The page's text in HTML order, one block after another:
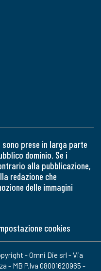
prese in larga parte
dominio. Se i
alla pubblicazione,
redazione che
delle immagini
cookies
- Omni Die srl - Via
- MB P.Iva 08001620965 -